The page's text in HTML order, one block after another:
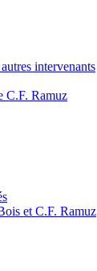
intervenants
C.F. Ramuz
et C.F. Ramuz